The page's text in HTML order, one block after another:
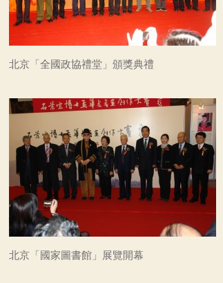
北京「全國政協禮堂」頒獎典禮
北京「國家圖書館」展覽開幕